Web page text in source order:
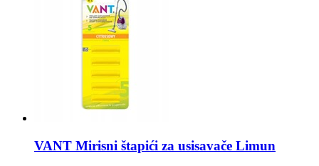
VANT Mirisni štapići za usisavače Limun